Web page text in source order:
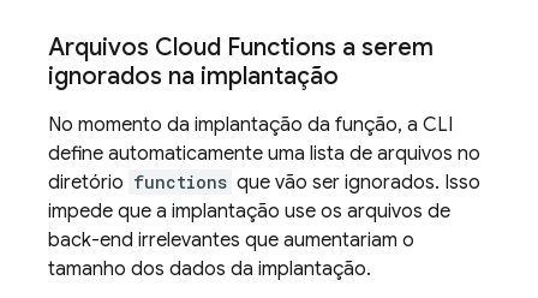
Arquivos Cloud Functions a serem
ignorados na implantação
No momento da implantação da função, a CLI
define automaticamente uma lista de arquivos no
diretório functions que vão ser ignorados. Isso
impede que a implantação use os arquivos de
back-end irrelevantes que aumentariam o
tamanho dos dados da implantação.